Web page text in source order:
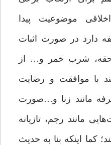
موضوعیت پیدا
دارد در صورت اثبات
شرب خمر و… از
با موافقت و رضایت
مانند زنا و…صورت
مانند رجم، تازیانه
کما اینکه بنا به حدیث